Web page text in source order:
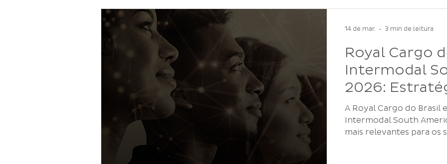
globais ligadas à saúde
segue entre os maiores
Royal Cargo
Intermodal
2026:
Conexões
Comex
A Royal Cargo do Brasil estará presente na
Intermodal South
mais relevantes para os
14 de mar. 3 min de leitura